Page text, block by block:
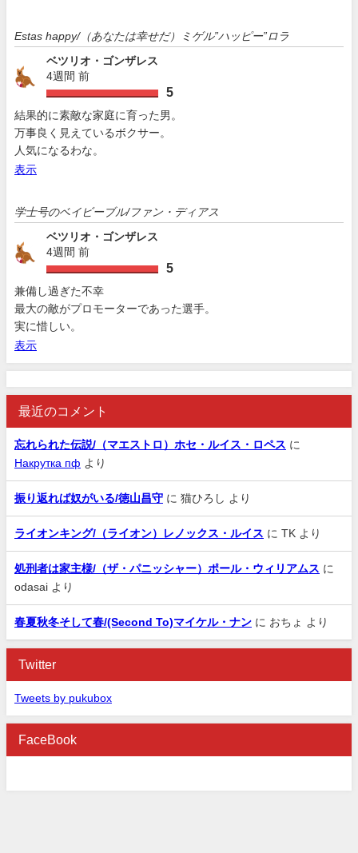
Estas happy/（あなたは幸せだ）ミゲル”ハッピー”ロラ
ベツリオ・ゴンザレス
4週間 前
5
結果的に素敵な家庭に育った男。
万事良く見えているボクサー。
人気になるわな。
表示
学士号のベイビーブル/ファン・ディアス
ベツリオ・ゴンザレス
4週間 前
5
兼備し過ぎた不幸
最大の敵がプロモーターであった選手。
実に惜しい。
表示
最近のコメント
忘れられた伝説/（マエストロ）ホセ・ルイス・ロペス に
Накрутка пф より
振り返れば奴がいる/徳山昌守 に 猫ひろし より
ライオンキング/（ライオン）レノックス・ルイス に TK より
処刑者は家主様/（ザ・パニッシャー）ポール・ウィリアムス に
odasai より
春夏秋冬そして春/(Second To)マイケル・ナン に おちょ より
Twitter
Tweets by pukubox
FaceBook